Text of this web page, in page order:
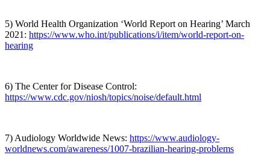
5) World Health Organization ‘World Report on Hearing’ March
2021: https://www.who.int/publications/i/item/world-report-on-
hearing
6) The Center for Disease Control:
https://www.cdc.gov/niosh/topics/noise/default.html
7) Audiology Worldwide News: https://www.audiology-
worldnews.com/awareness/1007-brazilian-hearing-problems